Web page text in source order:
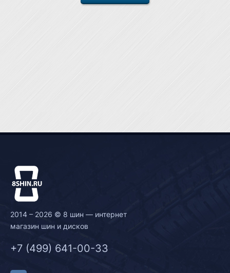
2014 – 2026 © 8 шин — интернет
магазин шин и дисков
+7 (499) 641-00-33